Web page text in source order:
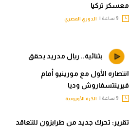
معسكر تركيا
الدوري المصري
بثنائية.. ريال مدريد يحقق
انتصاره الأول مع مورينيو أمام
فيرينتسفاروش وديا
الكرة الأوروبية
تقرير: تحرك جديد من طرابزون للتعاقد